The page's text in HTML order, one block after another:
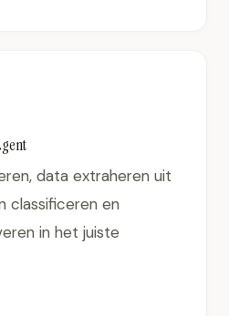
data extraheren uit
classificeren en
in het juiste